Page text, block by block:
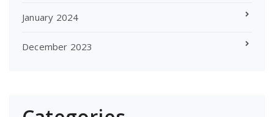
January 2024
December 2023